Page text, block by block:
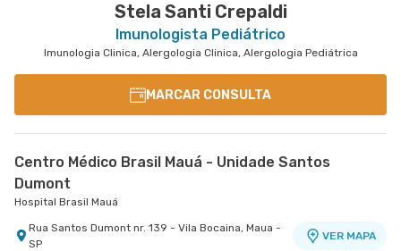
Stela Santi Crepaldi
Imunologista Pediátrico
Imunologia Clinica, Alergologia Clinica, Alergologia Pediátrica
MARCAR CONSULTA
Centro Médico Brasil Mauá - Unidade Santos
Dumont
Hospital Brasil Mauá
Rua Santos Dumont nr. 139 - Vila Bocaina, Maua -
SP
VER MAPA